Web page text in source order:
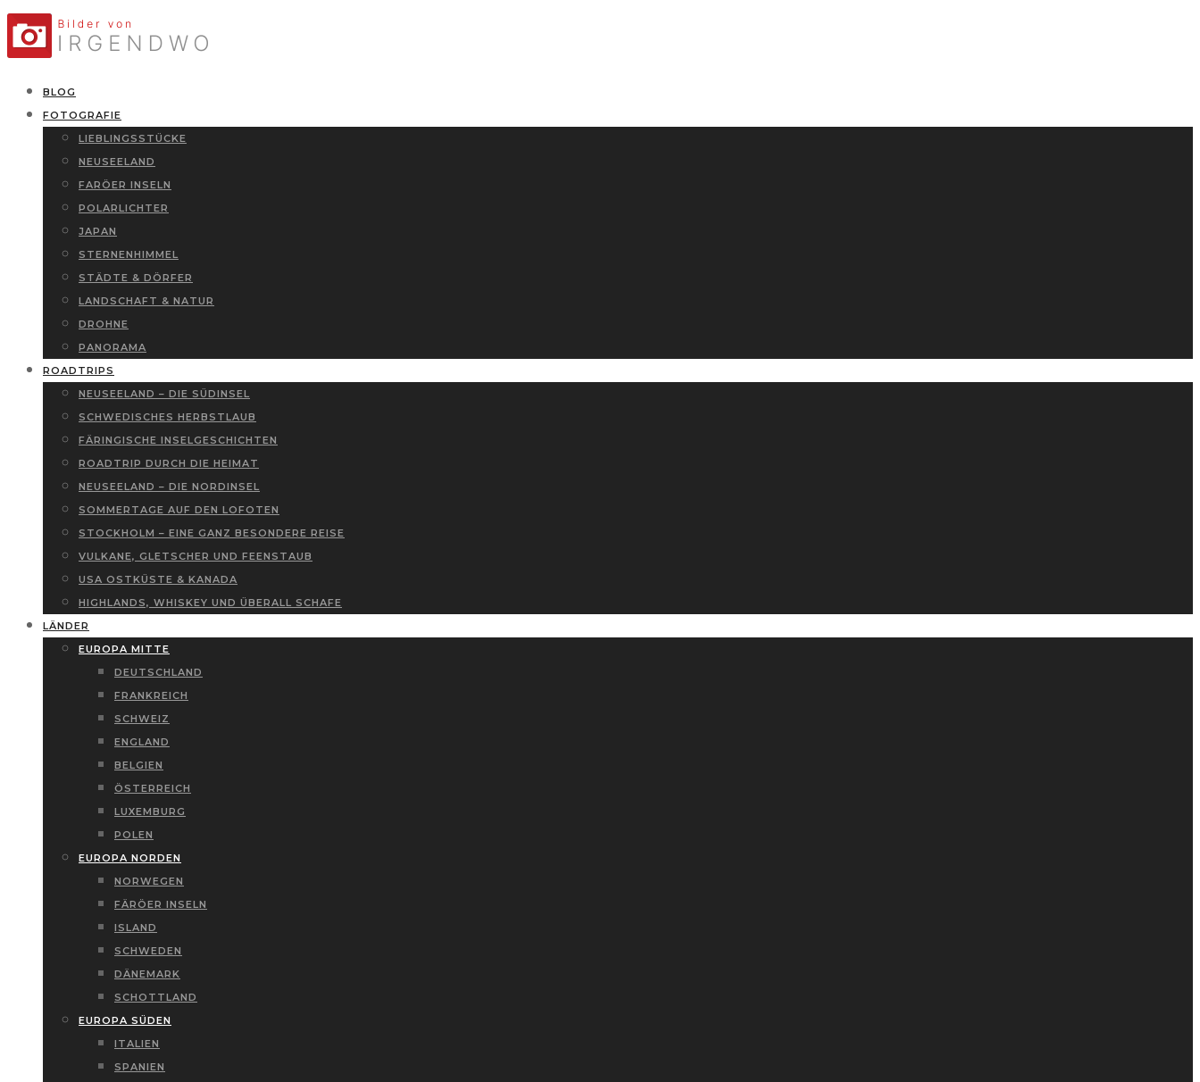
BLOG
FOTOGRAFIE
LIEBLINGSSTÜCKE
NEUSEELAND
FARÖER INSELN
POLARLICHTER
JAPAN
STERNENHIMMEL
STÄDTE & DÖRFER
LANDSCHAFT & NATUR
DROHNE
PANORAMA
ROADTRIPS
NEUSEELAND – DIE SÜDINSEL
SCHWEDISCHES HERBSTLAUB
FÄRINGISCHE INSELGESCHICHTEN
ROADTRIP DURCH DIE HEIMAT
NEUSEELAND – DIE NORDINSEL
SOMMERTAGE AUF DEN LOFOTEN
STOCKHOLM – EINE GANZ BESONDERE REISE
VULKANE, GLETSCHER UND FEENSTAUB
USA OSTKÜSTE & KANADA
HIGHLANDS, WHISKEY UND ÜBERALL SCHAFE
LÄNDER
EUROPA MITTE
DEUTSCHLAND
FRANKREICH
SCHWEIZ
ENGLAND
BELGIEN
ÖSTERREICH
LUXEMBURG
POLEN
EUROPA NORDEN
NORWEGEN
FÄRÖER INSELN
ISLAND
SCHWEDEN
DÄNEMARK
SCHOTTLAND
EUROPA SÜDEN
ITALIEN
SPANIEN